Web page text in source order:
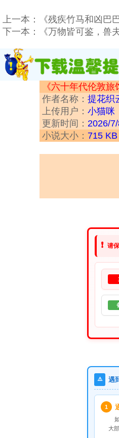
上一本：
《残疾竹马和凶巴
下一本：
《万物皆可鉴，兽
《六十年代伦敦旅
作者名称： 提花织
上传用户： 小猫咪
更新时间： 2026/
小说大小： 715 KB
❗ 请
⚠️ 遇
1
大